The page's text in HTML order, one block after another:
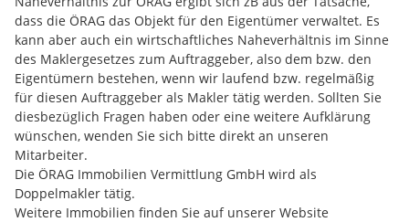
Verfügbare Flächen:
1.OG, Top 3+4, ca. 1.270 m² - verfügbar ab 01.10.2026
2.OG, gesamt ca. 1.887 m² - verfügbar ab 01.01.2027
2.OG, Top 1, ca. 1.300 m²
2.OG, Top 2, ca. 590 m²
Nettomiete/m²/Monat: tba
9.OG gesamt ca. 1.782 m²
9.OG, Top 1, ca. 1.279 m²
9.OG, Top 2, ca. 503 m²
Nettomiete/m²/Monat: EUR 15,50
Verkehr
Flughafen 16.77 km
Fernbahnhof 0.21 km
Autobahn 1.70 km
U Bahn 0.55 km
Bus 0.04 km
Sonstige
Zentrum 2.18 km
dass die ÖRAG das Objekt für den Eigentümer verwaltet. Es
kann aber auch ein wirtschaftliches Naheverhältnis im Sinne
des Maklergesetzes zum Auftraggeber, also dem bzw. den
Eigentümern bestehen, wenn wir laufend bzw. regelmäßig
für diesen Auftraggeber als Makler tätig werden. Sollten Sie
diesbezüglich Fragen haben oder eine weitere Aufklärung
wünschen, wenden Sie sich bitte direkt an unseren
Mitarbeiter.
Die ÖRAG Immobilien Vermittlung GmbH wird als
Doppelmakler tätig.
Weitere Immobilien finden Sie auf unserer Website